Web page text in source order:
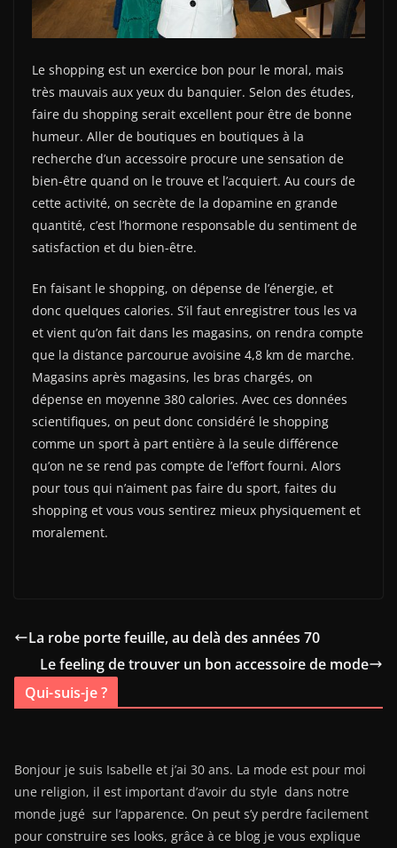
Le shopping est un exercice bon pour le moral, mais
très mauvais aux yeux du banquier. Selon des études,
faire du shopping serait excellent pour être de bonne
humeur. Aller de boutiques en boutiques à la
recherche d’un accessoire procure une sensation de
bien-être quand on le trouve et l’acquiert. Au cours de
cette activité, on secrète de la dopamine en grande
quantité, c’est l’hormone responsable du sentiment de
satisfaction et du bien-être.
En faisant le shopping, on dépense de l’énergie, et
donc quelques calories. S’il faut enregistrer tous les va
et vient qu’on fait dans les magasins, on rendra compte
que la distance parcourue avoisine 4,8 km de marche.
Magasins après magasins, les bras chargés, on
dépense en moyenne 380 calories. Avec ces données
scientifiques, on peut donc considéré le shopping
comme un sport à part entière à la seule différence
qu’on ne se rend pas compte de l’effort fourni. Alors
pour tous qui n’aiment pas faire du sport, faites du
shopping et vous vous sentirez mieux physiquement et
moralement.
La robe porte feuille, au delà des années 70
Le feeling de trouver un bon accessoire de mode
Qui-suis-je ?
Bonjour je suis Isabelle et j’ai 30 ans. La mode est pour moi
une religion, il est important d’avoir du style dans notre
monde jugé sur l’apparence. On peut s’y perdre facilement
pour construire ses looks, grâce à ce blog je vous explique